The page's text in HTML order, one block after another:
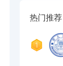
热门推荐